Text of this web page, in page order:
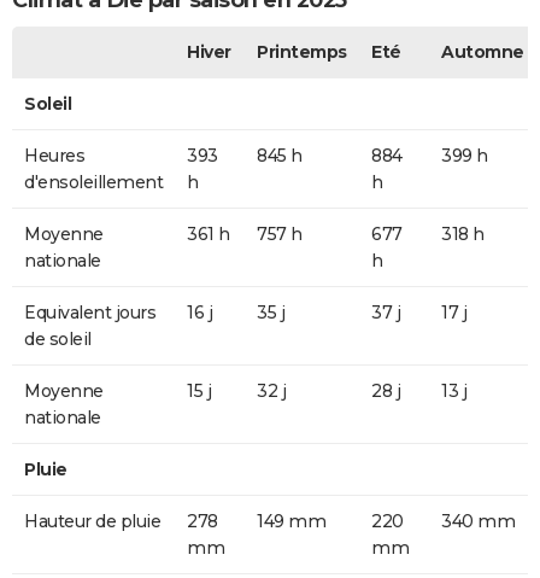
Hiver Printemps Eté Automne
Soleil
Heures
d'ensoleillement
393
h
845 h
884
h
399 h
Moyenne
nationale
361 h 757 h
677
h
318 h
Equivalent jours
de soleil
16 j 35 j 37 j 17 j
Moyenne
nationale
15 j 32 j 28 j 13 j
Pluie
Hauteur de pluie
278
mm
149 mm
220
mm
340 mm